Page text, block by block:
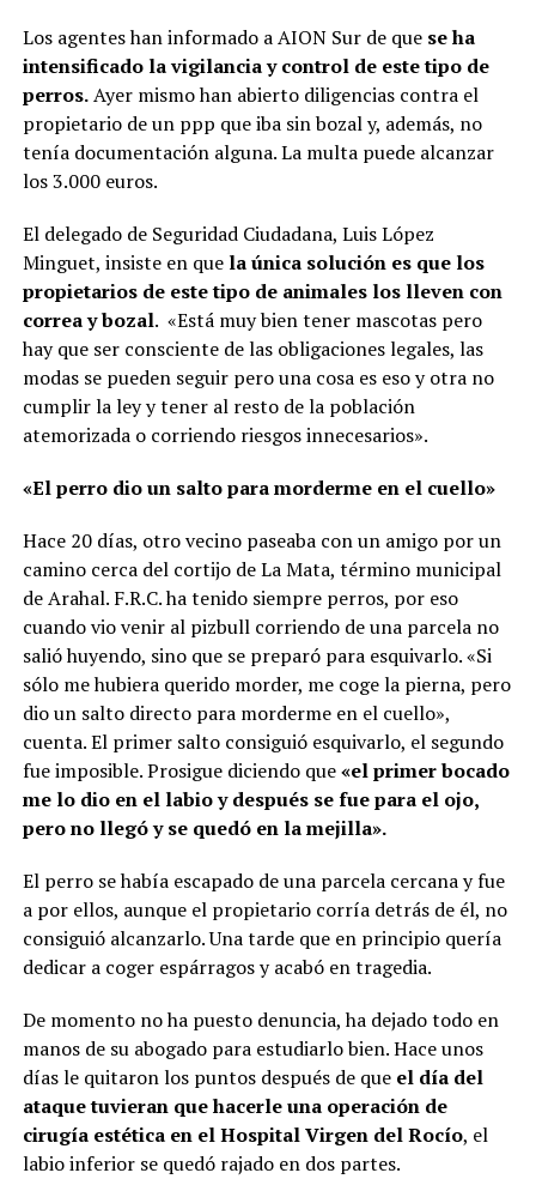
Los agentes han informado a AION Sur de que se ha
intensificado la vigilancia y control de este tipo de
perros.Ayer mismo han abierto diligencias contra el
propietario de un ppp que iba sin bozal y, además, no
tenía documentación alguna. La multa puede alcanzar
los 3.000 euros.
El delegado de Seguridad Ciudadana, Luis López
Minguet, insiste en que la única solución es que los
propietarios de este tipo de animales los lleven con
correa y bozal. «Está muy bien tener mascotas pero
hay que ser consciente de las obligaciones legales, las
modas se pueden seguir pero una cosa es eso y otra no
cumplir la ley y tener al resto de la población
atemorizada o corriendo riesgos innecesarios».
«El perro dio un salto para morderme en el cuello»
Hace 20 días, otro vecino paseaba con un amigo por un
camino cerca del cortijo de La Mata, término municipal
de Arahal. F.R.C. ha tenido siempre perros, por eso
cuando vio venir al pizbull corriendo de una parcela no
salió huyendo, sino que se preparó para esquivarlo. «Si
sólo me hubiera querido morder, me coge la pierna, pero
dio un salto directo para morderme en el cuello»,
cuenta. El primer salto consiguió esquivarlo, el segundo
fue imposible. Prosigue diciendo que«el primer bocado
me lo dio en el labio y después se fue para el ojo,
pero no llegó y se quedó en la mejilla».
El perro se había escapado de una parcela cercana y fue
a por ellos, aunque el propietario corría detrás de él, no
consiguió alcanzarlo. Una tarde que en principio quería
dedicar a coger espárragos y acabó en tragedia.
De momento no ha puesto denuncia, ha dejado todo en
manos de su abogado para estudiarlo bien. Hace unos
días le quitaron los puntos después de que el día del
ataque tuvieran que hacerle una operación de
cirugía estética en el Hospital Virgen del Rocío, el
labio inferior se quedó rajado en dos partes.